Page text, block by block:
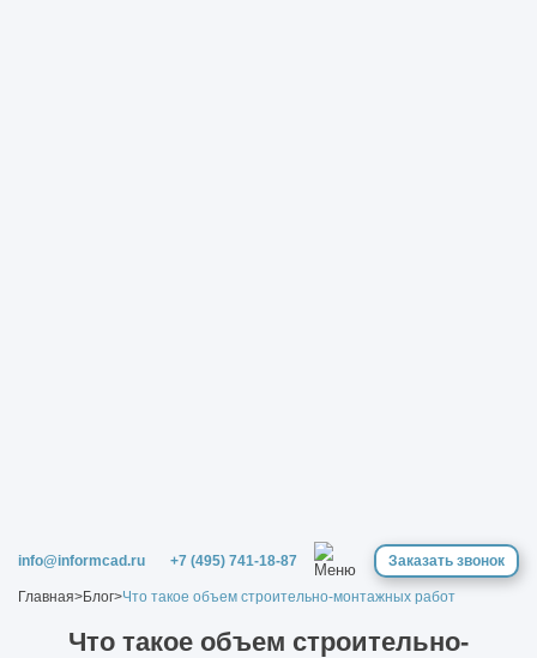
info@informcad.ru +7 (495) 741-18-87 Заказать звонок
Главная>Блог>Что такое объем строительно-монтажных работ
Что такое объем строительно-